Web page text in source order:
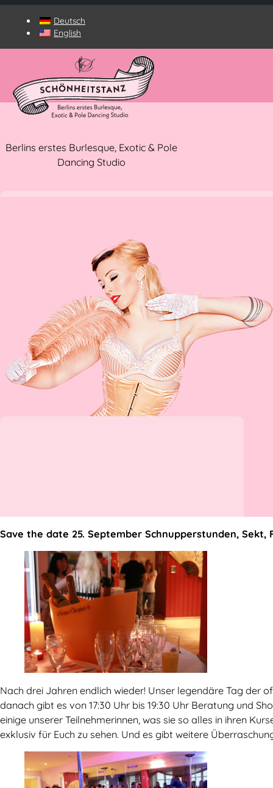
Deutsch
English
Berlins erstes Burlesque, Exotic & Pole
Dancing Studio
Save the date 25. September Schnupperstunden,
Nach drei Jahren endlich wieder! Unser legendäre Tag der
danach gibt es von 17:30 Uhr bis 19:30 Uhr Beratung und
einige unserer Teilnehmerinnen, was sie so alles in ihren
exklusiv für Euch zu sehen. Und es gibt weitere